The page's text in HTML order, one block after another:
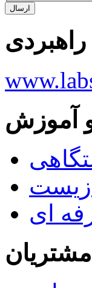
ارسال
آموزش
ای
مشتریان